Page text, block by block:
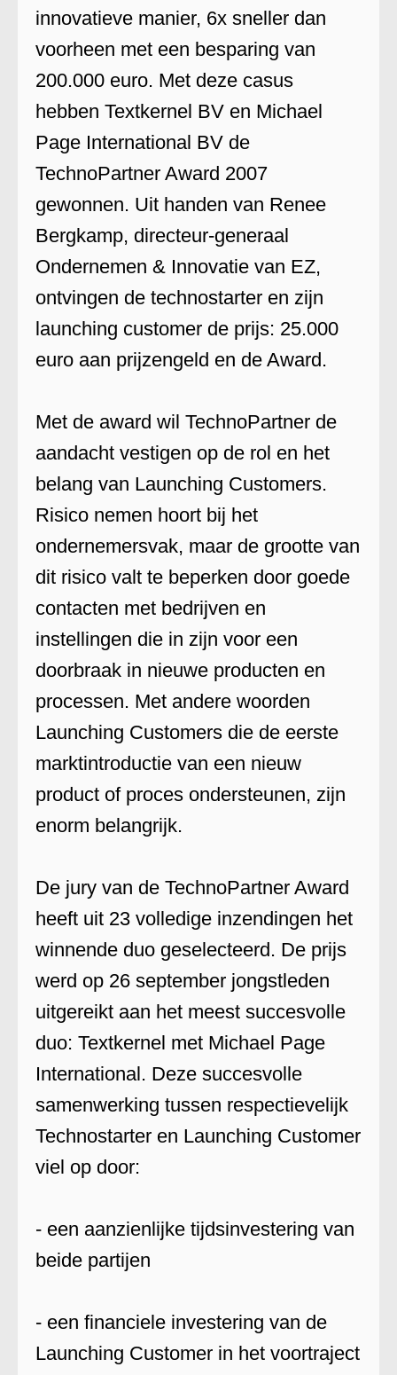
innovatieve manier, 6x sneller dan
voorheen met een besparing van
200.000 euro. Met deze casus
hebben Textkernel BV en Michael
Page International BV de
TechnoPartner Award 2007
gewonnen. Uit handen van Renee
Bergkamp, directeur-generaal
Ondernemen & Innovatie van EZ,
ontvingen de technostarter en zijn
launching customer de prijs: 25.000
euro aan prijzengeld en de Award.
Met de award wil TechnoPartner de
aandacht vestigen op de rol en het
belang van Launching Customers.
Risico nemen hoort bij het
ondernemersvak, maar de grootte van
dit risico valt te beperken door goede
contacten met bedrijven en
instellingen die in zijn voor een
doorbraak in nieuwe producten en
processen. Met andere woorden
Launching Customers die de eerste
marktintroductie van een nieuw
product of proces ondersteunen, zijn
enorm belangrijk.
De jury van de TechnoPartner Award
heeft uit 23 volledige inzendingen het
winnende duo geselecteerd. De prijs
werd op 26 september jongstleden
uitgereikt aan het meest succesvolle
duo: Textkernel met Michael Page
International. Deze succesvolle
samenwerking tussen respectievelijk
Technostarter en Launching Customer
viel op door:
- een aanzienlijke tijdsinvestering van
beide partijen
- een financiele investering van de
Launching Customer in het voortraject